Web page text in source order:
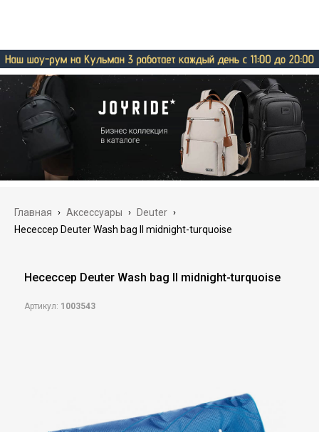
Главная › Аксессуары › Deuter ›
Несессер Deuter Wash bag II midnight-turquoise
Несессер Deuter Wash bag II midnight-turquoise
Артикул: 1003543